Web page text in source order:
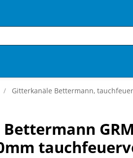
Gitterkanäle Bettermann,
GRM